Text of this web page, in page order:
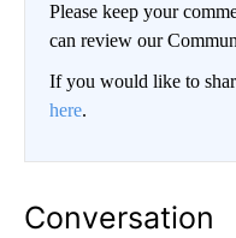
Please keep your
can review our
If you would like to
here.
Conversation